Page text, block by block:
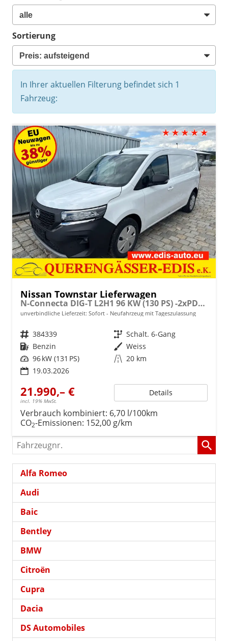
Sortierung
In Ihrer aktuellen Filterung befindet sich 1
Fahrzeug:
Nissan Townstar Lieferwagen
N-Connecta DIG-T L2H1 96 KW (130 PS) -2xPDC-Rückfahrkamera-Klima-Hecktüren-Sofort
unverbindliche Lieferzeit: Sofort Neufahrzeug mit Tageszulassung
Fahrzeugnr. 384339 Getriebe Schalt. 6-Gang
Kraftstoff Benzin Außenfarbe Weiss
Leistung 96 kW (131 PS) Kilometerstand 20 km
19.03.2026
21.990,– €
incl. 19% MwSt.
Details
Verbrauch kombiniert: 6,70 l/100km
CO2-Emissionen: 152,00 g/km
Fahrzeugnr.
Alfa Romeo
Audi
Baic
Bentley
BMW
Citroën
Cupra
Dacia
DS Automobiles